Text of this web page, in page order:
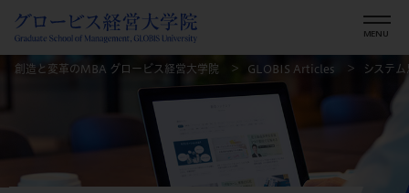
創造と変革のMBA グロービス経営大学院 GLOBIS Articles システ